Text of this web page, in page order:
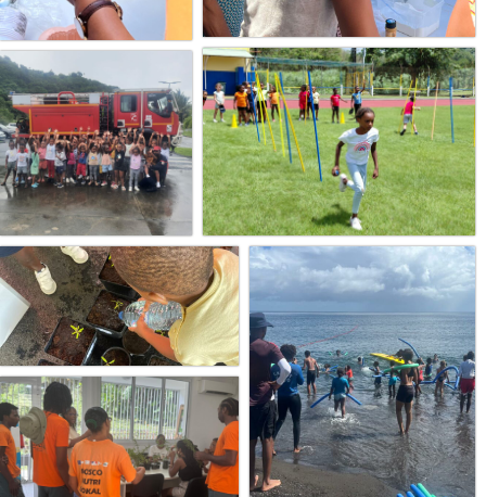
526439307_1173336771486877_8168794638433148903_n
526100335_1169936148493606_9106068182724333371_n
515439926_1169936091826945_7348363263821343381_n